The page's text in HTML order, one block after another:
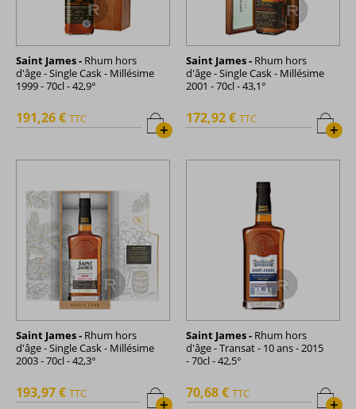
Saint James - Rhum hors
d'âge - Single Cask - Millésime
1999 - 70cl - 42,9°
+
191,26 € TTC
Saint James - Rhum hors
d'âge - Single Cask - Millésime
2001 - 70cl - 43,1°
+
172,92 € TTC
Saint James - Rhum hors
d'âge - Single Cask - Millésime
2003 - 70cl - 42,3°
+
193,97 € TTC
Saint James - Rhum hors
d'âge - Transat - 10 ans - 2015
- 70cl - 42,5°
+
70,68 € TTC